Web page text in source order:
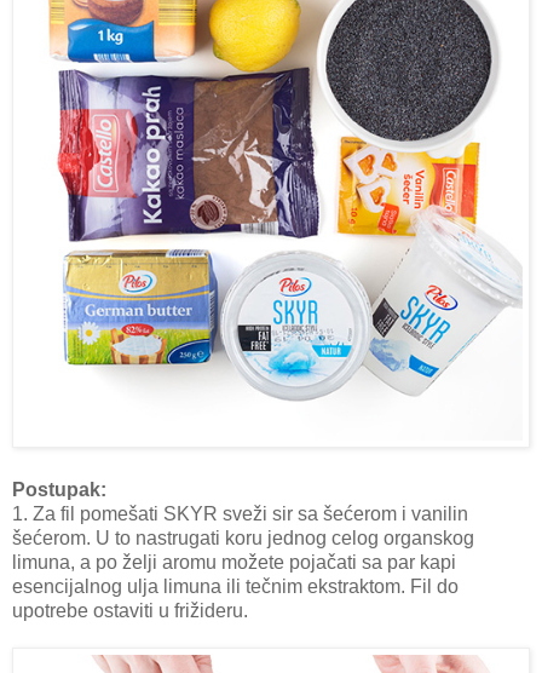
Postupak:
1. Za fil pomešati SKYR sveži sir sa šećerom i vanilin
šećerom. U to nastrugati koru jednog celog organskog
limuna, a po želji aromu možete pojačati sa par kapi
esencijalnog ulja limuna ili tečnim ekstraktom. Fil do
upotrebe ostaviti u frižideru.